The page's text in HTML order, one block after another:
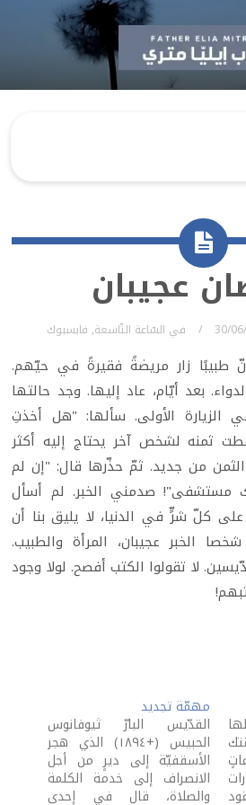
عجيبان
30/ في السّاعة التّاسعة, فايسبوك
طبيبًا زار مريضةً فقيرةً في حيّهم.
بعد أيّام، عاد إليها. وجد حالتها
الزيارة الأولى. سألها: "هل أخذتِ
ثمنه لشخص آخر يحتاج إليه أكثر
من جديد. ثمّ حذّرها قال: "إن لم
مستشفى"! صدمني الخبر. لم أسأل
كلّ شرٍّ في الدنيا، لا يليق بنا أن
الخبر عجيبان، المرأة والطبيب.
لا تقولوا الكتب أفصح. لولا وجود
مهمّة تجديد
القدّيس البارّ ثيوفانوس
الحبيس (+١٨٩٤) الذي هجر
الأسقفيّة إلى ديرٍ من أجل
الانصراف إلى خدمة الكلمة
والصلاة، قال في إحدى